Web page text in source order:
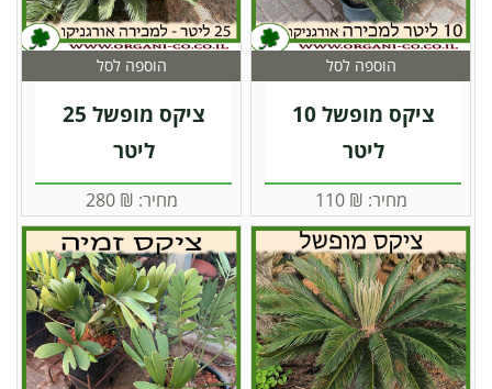
הוספה לסל
ציקס מופשל 10
ליטר
מחיר: ₪
110
הוספה לסל
ציקס מופשל 25
ליטר
מחיר: ₪
280